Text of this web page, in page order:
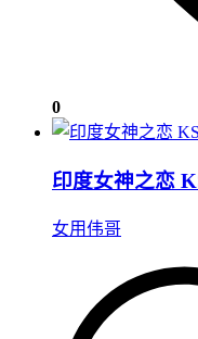
0
印度女神之恋
女用伟哥